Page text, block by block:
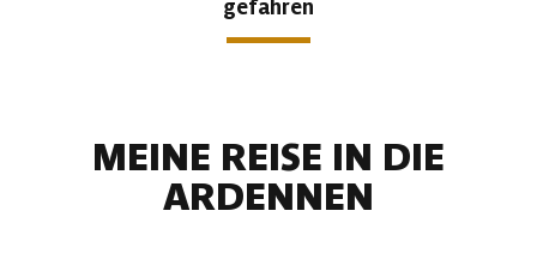
gefahren
MEINE REISE IN DIE
ARDENNEN